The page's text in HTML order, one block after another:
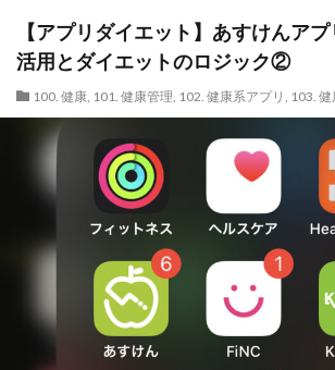
【アプリダイエット】あすけんア
活用とダイエットのロジック②
100. 健康, 101. 健康管理, 102. 健康系アプリ , 103.